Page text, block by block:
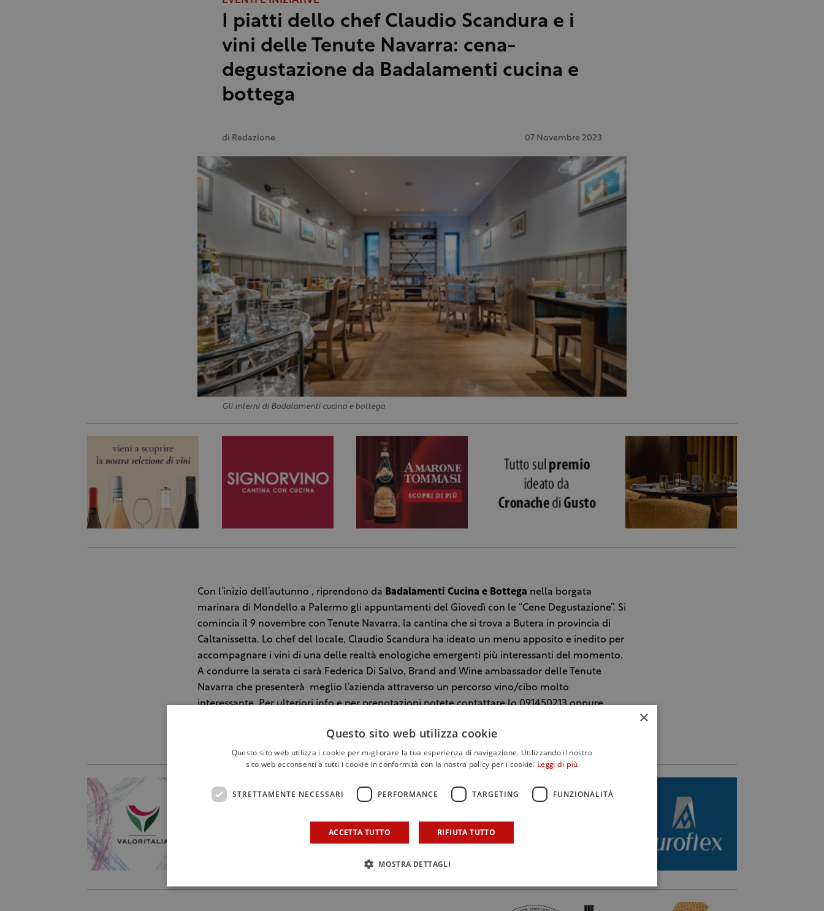
I piatti dello chef Claudio Scandura e i
vini delle Tenute Navarra: cena-
degustazione da Badalamenti cucina e
bottega
di Redazione 07 Novembre 2023
Gli interni di Badalamenti cucina e bottega
Con l’inizio dell’autunno , riprendono da Badalamenti Cucina e Bottega nella borgata
marinara di Mondello a Palermo gli appuntamenti del Giovedì con le “Cene Degustazione”. Si
comincia il 9 novembre con Tenute Navarra, la cantina che si trova a Butera in provincia di
Caltanissetta. Lo chef del locale, Claudio Scandura ha ideato un menu apposito e inedito per
accompagnare i vini di una delle realtà enologiche emergenti più interessanti del momento.
A condurre la serata ci sarà Federica Di Salvo, Brand and Wine ambassador delle Tenute
Navarra che presenterà meglio l’azienda attraverso un percorso vino/cibo molto
interessante. Per ulteriori info e per prenotazioni potete contattare lo 091450213 oppure
×
Questo sito web utilizza cookie
Questo sito web utilizza i cookie per migliorare la tua esperienza di navigazione. Utilizzando il nostro
sito web acconsenti a tutti i cookie in conformità con la nostra policy per i cookie. Leggi di più
STRETTAMENTE NECESSARI PERFORMANCE TARGETING FUNZIONALITÀ
ACCETTA TUTTO RIFIUTA TUTTO
MOSTRA DETTAGLI